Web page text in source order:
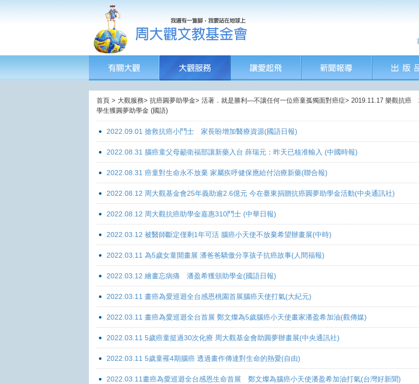
首頁 > 大觀服務> 抗癌圓夢助學金> 活著．就是勝利—不讓任何一位癌童孤獨面對癌症> 2019.11.17 樂觀抗癌
學生獲圓夢助學金 (國語)
2022.09.01 搶救抗癌小鬥士 家長盼增加醫療資源(國語日報)
2022.08.31 腦癌童父母籲衛福部讓新藥入台 薛瑞元：昨天已核准輸入 (中國時報)
2022.08.31 癌童對生命永不放棄 家屬疾呼健保應給付治療新藥(聯合報)
2022.08.12 周大觀基金會25年義助逾2.6億元 今在臺東捐贈抗癌圓夢助學金活動(中央通訊社)
2022.08.12 周大觀抗癌助學金嘉惠310鬥士 (中華日報)
2022.03.12 被醫師斷定僅剩1年可活 腦癌小天使不放棄希望辦畫展(中時)
2022.03.11 為5歲女童開畫展 潘爸爸驕傲分享孩子抗癌故事(人間福報)
2022.03.12 繪畫忘病痛 潘盈希獲頒助學金(國語日報)
2022.03.11 畫癌為愛巡迴全台感恩桃園首展腦癌天使打氣(大紀元)
2022.03.11 畫癌為愛巡迴全台首展 鄭文燦為5歲腦癌小天使畫家潘盈希加油(觀傳媒)
2022.03.11 5歲癌童挺過30次化療 周大觀基金會助圓夢辦畫展(中央通訊社)
2022.03.11 5歲童罹4期腦癌 透過畫作傳達對生命的熱愛(自由)
2022.03.11畫癌為愛巡迴全台感恩生命首展 鄭文燦為腦癌小天使潘盈希加油打氣(台灣好新聞)